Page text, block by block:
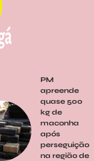
PM
apreende
quase 500
kg de
maconha
após
perseguição
na região de